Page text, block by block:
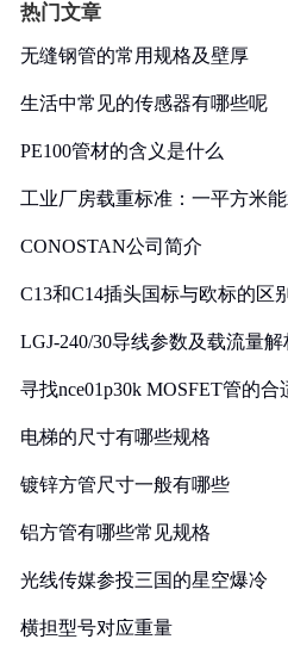
热门文章
无缝钢管的常用规格及壁厚
生活中常见的传感器有哪些呢
PE100管材的含义是什么
工业厂房载重标准：一平方米
CONOSTAN公司简介
C13和C14插头国标与欧标的区
LGJ-240/30导线参数及载流量解
寻找nce01p30k MOSFET管的
电梯的尺寸有哪些规格
镀锌方管尺寸一般有哪些
铝方管有哪些常见规格
光线传媒参投三国的星空爆冷
横担型号对应重量